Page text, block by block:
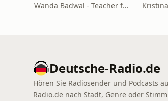
Wanda Badwal - Teacher for Yoga & Meditation, Author, Speaker
Deutsche-Radio.de
Hören Sie Radiosender und Podcasts
Radio.de nach Stadt, Genre oder